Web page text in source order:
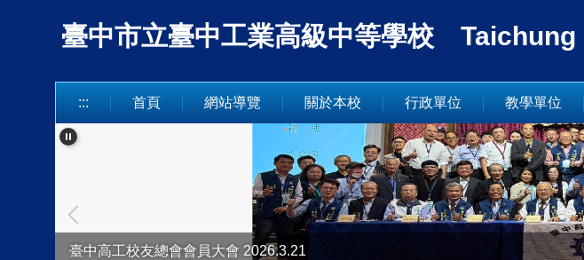
臺中市立臺中工業高級中等學校
::: 首頁 網站導覽 關於本校 行政單位 教學單位
臺中高工校友總會會員大會 2026.3.21
臺中市童軍「行蘭40舞青春 中工萬象齊飛揚」2025.12.19~21